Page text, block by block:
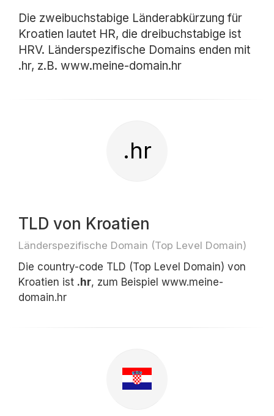
Die zweibuchstabige Länderabkürzung für
Kroatien lautet HR, die dreibuchstabige ist
HRV. Länderspezifische Domains enden mit
.hr, z.B. www.meine-domain.hr
.hr
TLD von Kroatien
Länderspezifische Domain (Top Level Domain)
Die country-code TLD (Top Level Domain) von
Kroatien ist .hr, zum Beispiel www.meine-
domain.hr